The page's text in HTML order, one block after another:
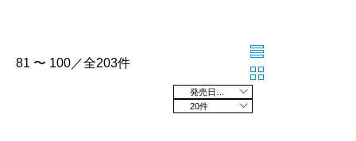
81 〜 100／全203件
20件